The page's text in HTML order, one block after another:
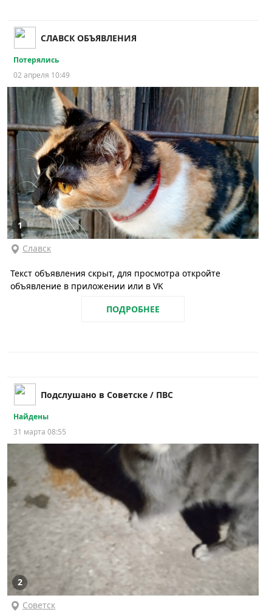
СЛАВСК ОБЪЯВЛЕНИЯ
Потерялись
02 апреля 10:49
1
Славск
Текст объявления скрыт, для просмотра откройте
объявление в приложении или в VK
ПОДРОБНЕЕ
Подслушано в Советске / ПВС
Найдены
31 марта 08:55
2
Советск